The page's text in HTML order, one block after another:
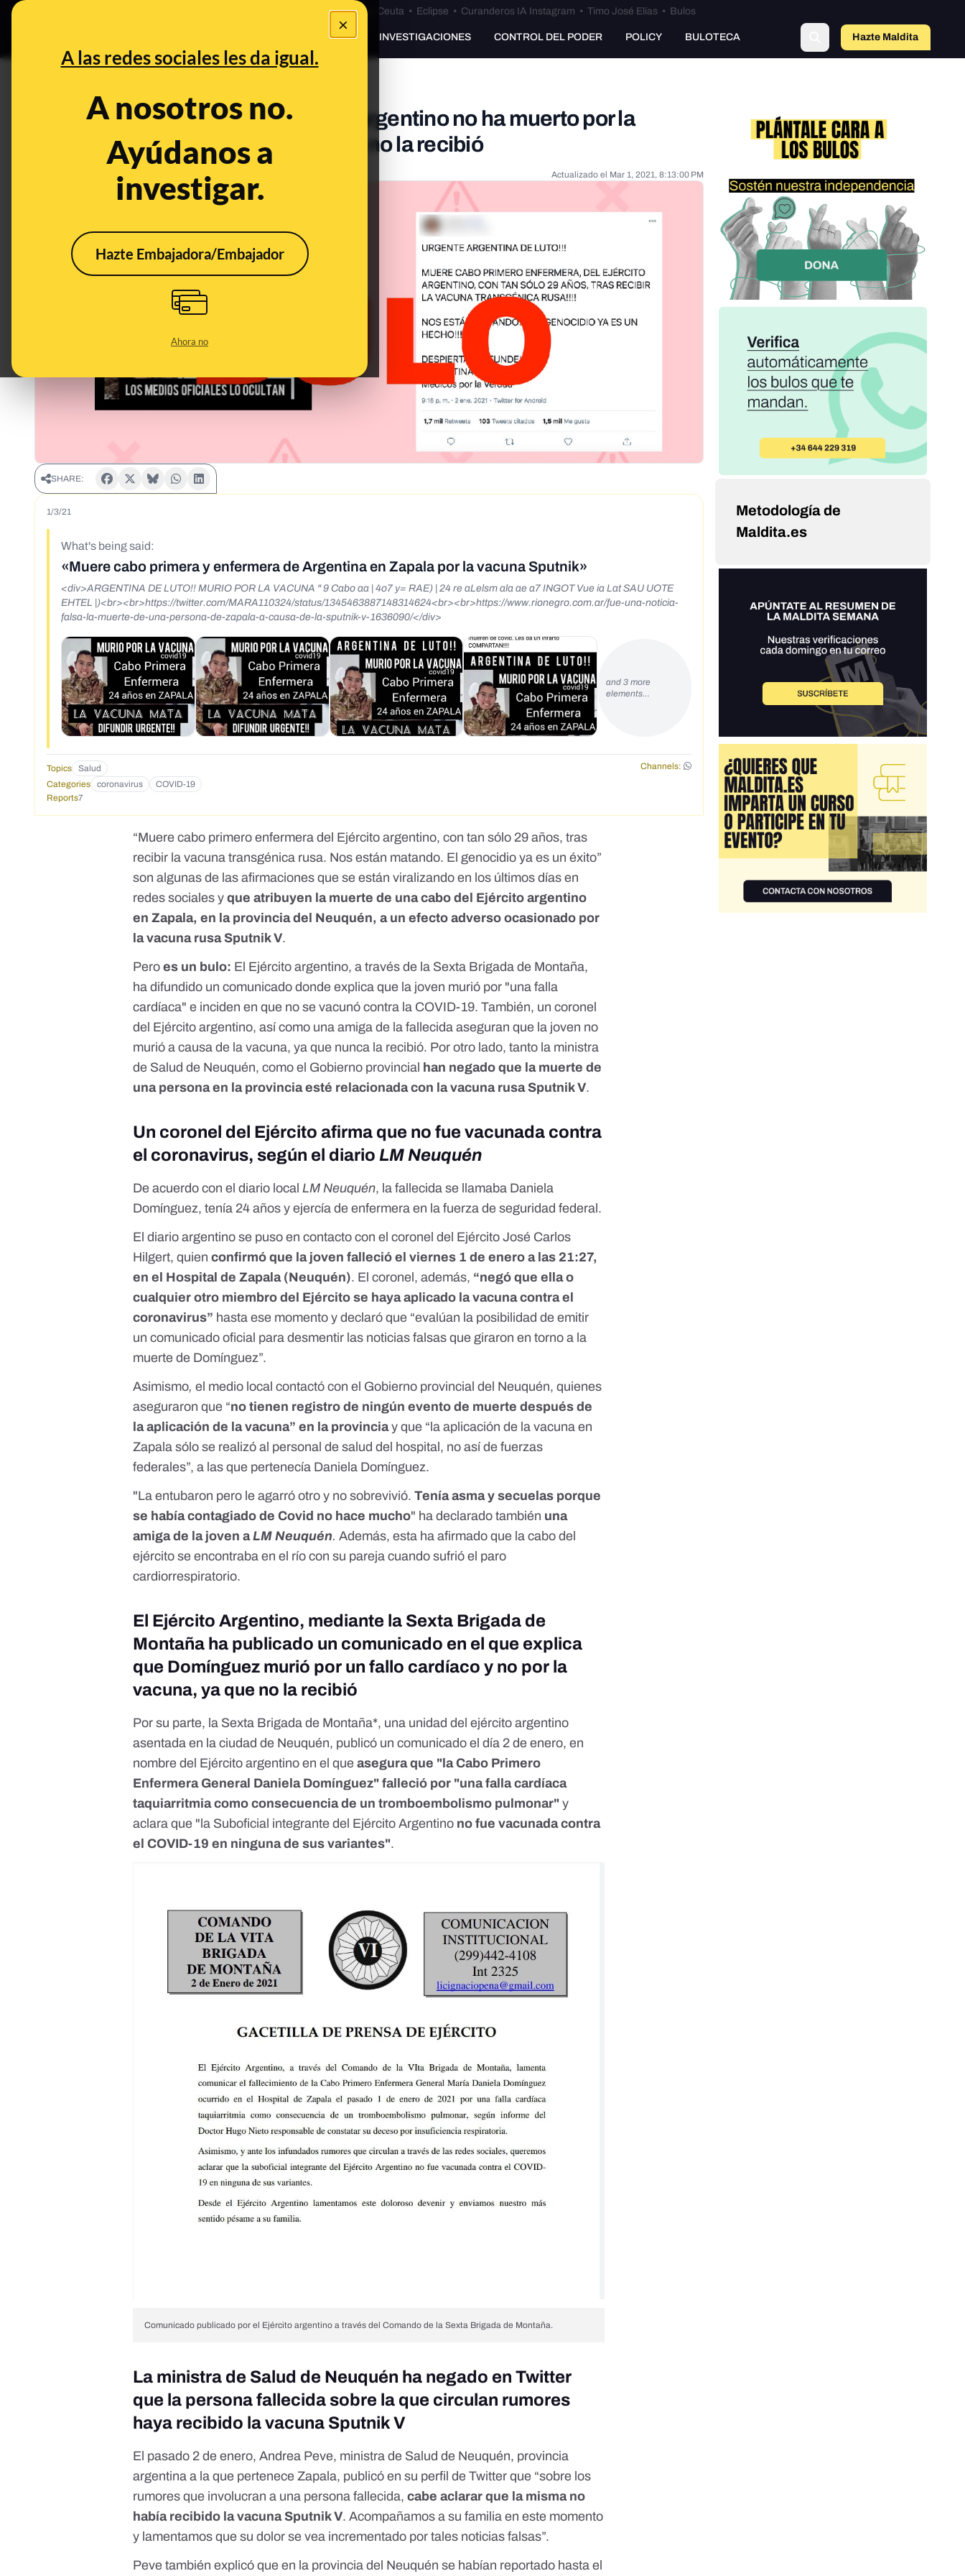
×
A las redes sociales les da igual.
A nosotros no.
Ayúdanos a
investigar.
Hazte Embajadora/Embajador
Ahora no
Especial Ceuta•Bulos Ceuta • Eclipse • Curanderos IA Instagram • Timo José Elías • Bulos
PREBUNKING INVESTIGACIONES CONTROL DEL PODER POLICY BULOTECA Hazte Maldito
No, una cabo primera del Ejército argentino no ha muerto por la
vacuna rusa Sputnik V, puesto que no la recibió
Jan 4, 2021, 6:14:00 PM Actualizado el Mar 1, 2021, 8:13:00 PM
SHARE:
1/3/21
What's being said:
«Muere cabo primera y enfermera de Argentina en Zapala por la vacuna Sputnik»
<div>ARGENTINA DE LUTO!! MURIO POR LA VACUNA " 9 Cabo aa | 4o7 y= RAE) | 24 re aLelsm ala ae a7 INGOT Vue ia Lat SAU UOTE
EHTEL |)<br><br>https://twitter.com/MARA110324/status/1345463887148314624<br><br>https://www.rionegro.com.ar/fue-una-noticia-
falsa-la-muerte-de-una-persona-de-zapala-a-causa-de-la-sputnik-v-1636090/</div>
and 3 more
elements…
Topics Salud
Channels:
Categories
coronavirus
COVID-19
Reports7
“Muere cabo primero enfermera del Ejército argentino, con tan sólo 29 años, tras
recibir la vacuna transgénica rusa. Nos están matando. El genocidio ya es un éxito”
son algunas de las afirmaciones que se están viralizando en los últimos días en
redes sociales yque atribuyen la muerte de una cabo del Ejército argentino
en Zapala, en la provincia del Neuquén, a un efecto adverso ocasionado por
la vacuna rusa Sputnik V.
Peroes un bulo: El Ejército argentino, a través de la Sexta Brigada de Montaña,
ha difundido un comunicado donde explica que la joven murió por "una falla
cardíaca" e inciden en que no se vacunó contra la COVID-19. También, un coronel
del Ejército argentino, así como una amiga de la fallecida aseguran que la joven no
murió a causa de la vacuna, ya que nunca la recibió. Por otro lado, tanto la ministra
de Salud de Neuquén, como el Gobierno provincial han negado que la muerte de
una persona en la provincia esté relacionada con la vacuna rusa Sputnik V.
Un coronel del Ejército afirma que no fue vacunada contra
el coronavirus, según el diarioLM Neuquén
De acuerdo con el diario localLM Neuquén, la fallecida se llamaba Daniela
Domínguez, tenía 24 años y ejercía de enfermera en la fuerza de seguridad federal.
El diario argentino se puso en contacto con el coronel del Ejército José Carlos
Hilgert, quienconfirmó que la joven falleció el viernes 1 de enero a las 21:27,
en el Hospital de Zapala (Neuquén). El coronel, además, “negó que ella o
cualquier otro miembro del Ejército se haya aplicado la vacuna contra el
coronavirus” hasta ese momento y declaró que “evalúan la posibilidad de emitir
un comunicado oficial para desmentir las noticias falsas que giraron en torno a la
muerte de Domínguez”.
Asimismo,el medio local contactó con el Gobierno provincial del Neuquén, quienes
aseguraron que “no tienen registro de ningún evento de muerte después de
la aplicación de la vacuna” en la provinciay que “la aplicación de la vacuna en
Zapala sólo se realizó al personal de salud del hospital, no así de fuerzas
federales”, a las que pertenecía Daniela Domínguez.
"La entubaron pero le agarró otro y no sobrevivió.Tenía asma y secuelas porque
se había contagiado de Covid no hace mucho" ha declarado también una
amiga de la joven aLM Neuquén.Además, esta ha afirmado que la cabo del
ejército se encontraba en el río con su pareja cuando sufrió el paro
cardiorrespiratorio.
El Ejército Argentino, mediante la Sexta Brigada de
Montaña ha publicado un comunicado en el que explica
que Domínguez murió por un fallo cardíaco y no por la
vacuna, ya que no la recibió
Por su parte, la Sexta Brigada de Montaña*, una unidad del ejército argentino
asentada en la ciudad de Neuquén, publicó un comunicado el día 2 de enero, en
nombre del Ejército argentino en el queasegura que "la Cabo Primero
Enfermera General Daniela Domínguez" falleció por "una falla cardíaca
taquiarritmia como consecuencia de un tromboembolismo pulmonar" y
aclara que "la Suboficial integrante del Ejército Argentino no fue vacunada contra
el COVID-19 en ninguna de sus variantes".
Comunicado publicado por el Ejército argentino a través del Comando de la Sexta Brigada de Montaña.
La ministra de Salud de Neuquén ha negado en Twitter
que la persona fallecida sobre la que circulan rumores
haya recibido la vacuna Sputnik V
El pasado 2 de enero, Andrea Peve, ministra de Salud de Neuquén, provincia
argentina a la que pertenece Zapala, publicó en su perfil de Twitter que “sobre los
rumores que involucran a una persona fallecida,cabe aclarar que la misma no
había recibido la vacuna Sputnik V. Acompañamos a su familia en este momento
y lamentamos que su dolor se vea incrementado por tales noticias falsas”.
Peve también explicó que en la provincia del Neuquén se habían reportado hasta el
Metodología de
Maldita.es